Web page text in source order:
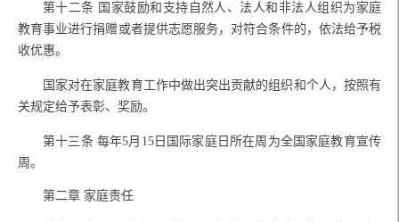
第十二条 国家鼓励和支持自然人、法人和非法人组织为家庭
教育事业进行捐赠或者提供志愿服务，对符合条件的，依法给予税
收优惠。
国家对在家庭教育工作中做出突出贡献的组织和个人，按照有
关规定给予表彰、奖励。
第十三条每年5月15日国际家庭日所在周为全国家庭教育宣传
周。
第二章 家庭责任